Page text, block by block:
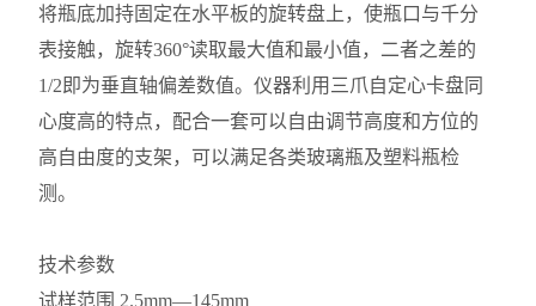
将瓶底加持固定在水平板的旋转盘上，使瓶口与千分
表接触，旋转360°读取最大值和最小值，二者之差的
1/2即为垂直轴偏差数值。仪器利用三爪自定心卡盘同
心度高的特点，配合一套可以自由调节高度和方位的
高自由度的支架，可以满足各类玻璃瓶及塑料瓶检
测。
技术参数
试样范围 2.5mm—145mm